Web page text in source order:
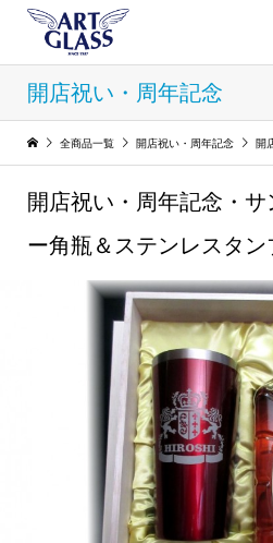
開店祝い・周年記念
全商品一覧 開店祝い・周年記念 開店祝
開店祝い・周年記念・
ー角瓶＆ステンレスタ